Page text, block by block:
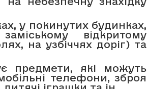
у покинутих будинках,
відкритому
на узбіччях доріг) та
предмети, які можуть
телефони, зброя